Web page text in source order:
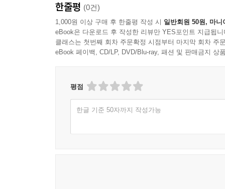
② 2,500개의 표현에는 우리말 번역뿐만 아니라
③ 영화에 나왔던 명대사들을 부록에 정리하여 영
① 총 2,500 여개의 문장들이 알파벳 순서로 사전
② 알파벳 구성은
한줄평 (0건)
1,000원 이상 구매 후 한줄평 작성 시 일반회원 50원, 마니
eBook은 다운로드 후 작성한 리뷰만 YES포인트 지급됩니
클래스는 첫번째 회차 주문확정 시점부터 마지막 회차 주
eBook 페이백, CD/LP, DVD/Blu-ray, 패션 및 판매금지 상
평점
한글 기준 50자까지 작성가능